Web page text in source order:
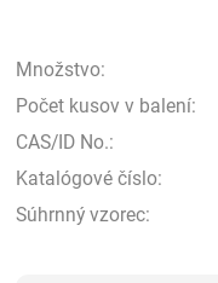
Množstvo:
Počet kusov v balení:
CAS/ID No.:
Katalógové číslo:
Súhrnný vzorec: